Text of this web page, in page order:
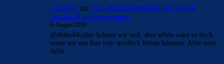
Alma-03 zu Ajax-Wechsel perfekt: Ter Stegen
verlässt Barcelona erneut
6. August 2026
@dinho84culer Schaun wir mal, aber schön wäre es doch,
wenn wir uns hier rein sportlich fetzen könnten. Aber nein,
dafür…